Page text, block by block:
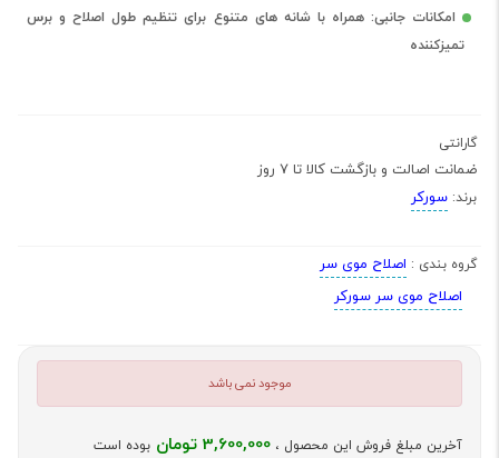
امکانات جانبی: همراه با شانه های متنوع برای تنظیم طول اصلاح و برس
تمیزکننده
گارانتی
ضمانت اصالت و بازگشت کالا تا 7 روز
برند: سورکر
گروه بندی : اصلاح موی سر
اصلاح موی سر سورکر
موجود نمی باشد
آخرین مبلغ فروش این محصول ، 3,600,000 تومان بوده است